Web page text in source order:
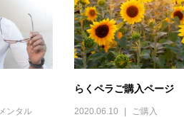
メンタル
らくペラご購入ページ
2020.06.10 ご購入